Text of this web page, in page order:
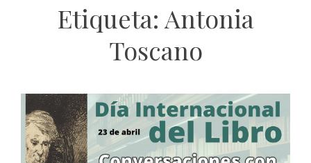
Etiqueta: Antonia
Toscano